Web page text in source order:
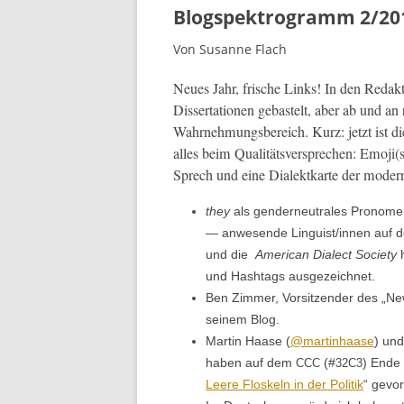
Blogspektrogramm 2/
Von Susanne Flach
Neues Jahr, frische Links! In den
Dis­ser­ta­tio­nen gebastelt, aber ab und
Wahrnehmungs­bere­ich. Kurz: jet­zt ist
alles beim Qual­itätsver­sprechen:
Sprech und eine Dialek­tkarte der
theyals gen­derneu­trales
— anwe­sende Linguist/innen auf
und die Amer­i­can Dialect Soci­ety
und Hash­tags ausgezeichnet.
Ben Zim­mer, Vor­sitzen­der des
seinem Blog.
Mar­tin Haase (@mar­t­in­haase)
haben auf dem CCC (#32C3) Ende
Leere Floskeln in der Poli­tik“